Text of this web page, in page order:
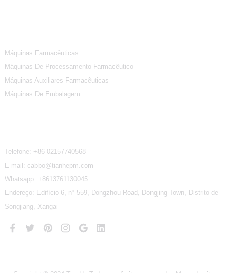
Máquinas Farmacêuticas
Máquinas De Processamento Farmacêutico
Máquinas Auxiliares Farmacêuticas
Máquinas De Embalagem
Telefone: +86-02157740568
E-mail: cabbo@tianhepm.com
Whatsapp: +8613761130045
Endereço: Edifício 6, nº 559, Dongzhou Road, Dongjing Town, Distrito de
Songjiang, Xangai